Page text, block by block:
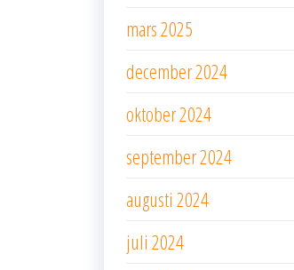
mars 2025
december 2024
oktober 2024
september 2024
augusti 2024
juli 2024